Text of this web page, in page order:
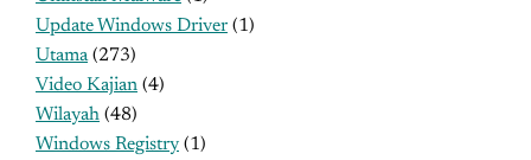
Update Windows Driver (1)
Utama(273)
Video Kajian (4)
Wilayah (48)
Windows Registry (1)